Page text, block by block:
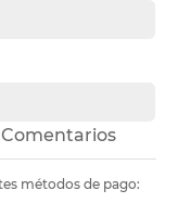
Comentarios
métodos de pago: